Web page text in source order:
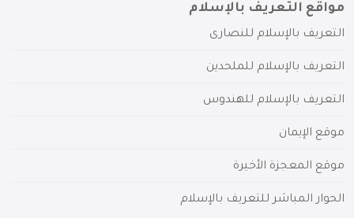
مواقع التعريف بالإسلام
التعريف بالإسلام للنصارى
التعريف بالإسلام للملحدين
التعريف بالإسلام للهندوس
موقع الإيمان
موقع المعجزة الأخيرة
الحوار المباشر للتعريف بالإسلام